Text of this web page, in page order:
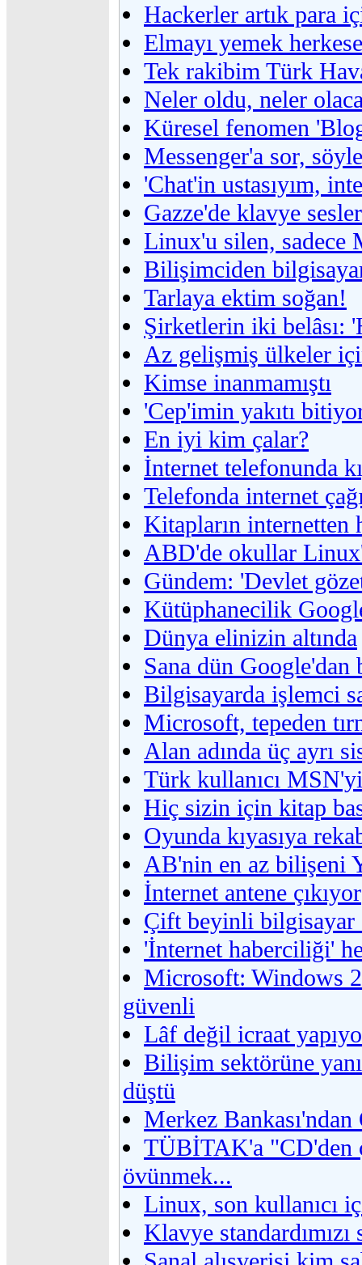
Hackerler artık para
Elmayı yemek
Tek rakibim Türk
Neler oldu, neler
Küresel fenomen
Messenger'a sor,
'Chat'in ustasıyım,
Gazze'de klavye
Linux'u silen, sadece
Bilişimciden
Tarlaya ektim soğan!
Şirketlerin iki belâsı:
Az gelişmiş ülkeler
Kimse inanmamıştı
'Cep'imin yakıtı
En iyi kim çalar?
İnternet telefonunda
Telefonda internet
Kitapların internetten
ABD'de okullar
Gündem: 'Devlet
Kütüphanecilik
Dünya elinizin altında
Sana dün Google'dan
Bilgisayarda işlemci
Microsoft, tepeden
Alan adında üç ayrı
Türk kullanıcı
Hiç sizin için kitap
Oyunda kıyasıya
AB'nin en az bilişeni
İnternet antene çıkıyor
Çift beyinli bilgisayar
'İnternet haberciliği'
Microsoft: Windows
güvenli
Lâf değil icraat
Bilişim sektörüne
düştü
Merkez
TÜBİTAK'a "CD'den
övünmek...
Linux, son kullanıcı
Klavye